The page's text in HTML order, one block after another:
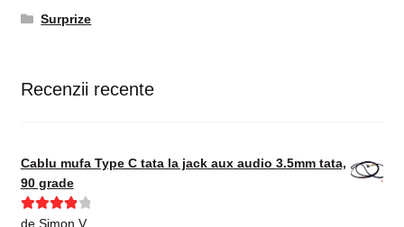
Surprize
Recenzii recente
Cablu mufa Type C tata la jack aux audio 3.5mm tata,
90 grade
Evaluat la
de Simon V.